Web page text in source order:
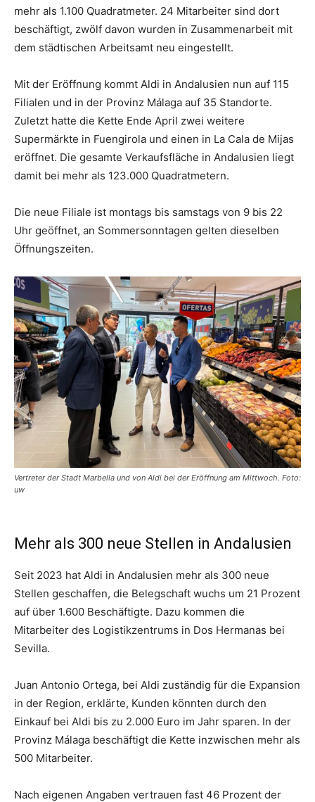
mehr als 1.100 Quadratmeter. 24 Mitarbeiter sind dort
beschäftigt, zwölf davon wurden in Zusammenarbeit mit
dem städtischen Arbeitsamt neu eingestellt.
Mit der Eröffnung kommt Aldi in Andalusien nun auf 115
Filialen und in der Provinz Málaga auf 35 Standorte.
Zuletzt hatte die Kette Ende April zwei weitere
Supermärkte in Fuengirola und einen in La Cala de Mijas
eröffnet. Die gesamte Verkaufsfläche in Andalusien liegt
damit bei mehr als 123.000 Quadratmetern.
Die neue Filiale ist montags bis samstags von 9 bis 22
Uhr geöffnet, an Sommersonntagen gelten dieselben
Öffnungszeiten.
Vertreter der Stadt Marbella und von Aldi bei der Eröffnung am Mittwoch. Foto:
uw
Mehr als 300 neue Stellen in Andalusien
Seit 2023 hat Aldi in Andalusien mehr als 300 neue
Stellen geschaffen, die Belegschaft wuchs um 21 Prozent
auf über 1.600 Beschäftigte. Dazu kommen die
Mitarbeiter des Logistikzentrums in Dos Hermanas bei
Sevilla.
Juan Antonio Ortega, bei Aldi zuständig für die Expansion
in der Region, erklärte, Kunden könnten durch den
Einkauf bei Aldi bis zu 2.000 Euro im Jahr sparen. In der
Provinz Málaga beschäftigt die Kette inzwischen mehr als
500 Mitarbeiter.
Nach eigenen Angaben vertrauen fast 46 Prozent der